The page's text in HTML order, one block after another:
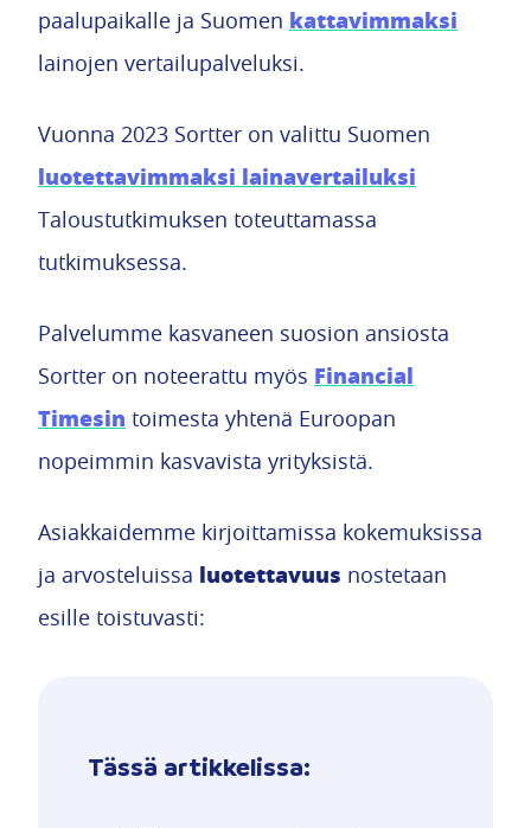
paalupaikalle ja Suomen kattavimmaksi
lainojen vertailupalveluksi.
Vuonna 2023 Sortter on valittu Suomen
luotettavimmaksi lainavertailuksi
Taloustutkimuksen toteuttamassa
tutkimuksessa.
Palvelumme kasvaneen suosion ansiosta
Sortter on noteerattu myös Financial
Timesin toimesta yhtenä Euroopan
nopeimmin kasvavista yrityksistä.
Asiakkaidemme kirjoittamissa kokemuksissa
ja arvosteluissa luotettavuus nostetaan
esille toistuvasti:
Tässä artikkelissa: